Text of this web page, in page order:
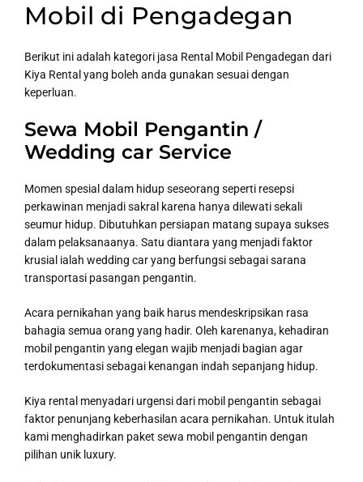
Mobil di Pengadegan
Berikut ini adalah kategori jasa Rental Mobil Pengadegan dari
Kiya Rental yang boleh anda gunakan sesuai dengan
keperluan.
Sewa Mobil Pengantin /
Wedding car Service
Momen spesial dalam hidup seseorang seperti resepsi
perkawinan menjadi sakral karena hanya dilewati sekali
seumur hidup. Dibutuhkan persiapan matang supaya sukses
dalam pelaksanaanya. Satu diantara yang menjadi faktor
krusial ialah wedding car yang berfungsi sebagai sarana
transportasi pasangan pengantin.
Acara pernikahan yang baik harus mendeskripsikan rasa
bahagia semua orang yang hadir. Oleh karenanya, kehadiran
mobil pengantin yang elegan wajib menjadi bagian agar
terdokumentasi sebagai kenangan indah sepanjang hidup.
Kiya rental menyadari urgensi dari mobil pengantin sebagai
faktor penunjang keberhasilan acara pernikahan. Untuk itulah
kami menghadirkan paket sewa mobil pengantin dengan
pilihan unik luxury.